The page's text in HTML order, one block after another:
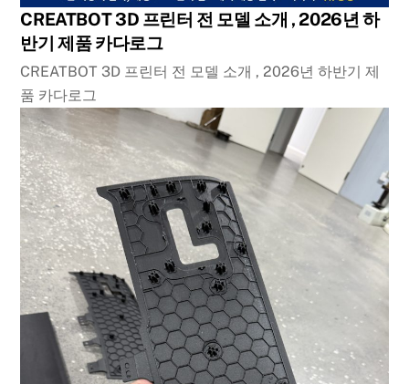
CREATBOT 3D 프린터 전 모델 소개 , 2026년 하
반기 제품 카다로그
CREATBOT 3D 프린터 전 모델 소개 , 2026년 하반기 제
품 카다로그